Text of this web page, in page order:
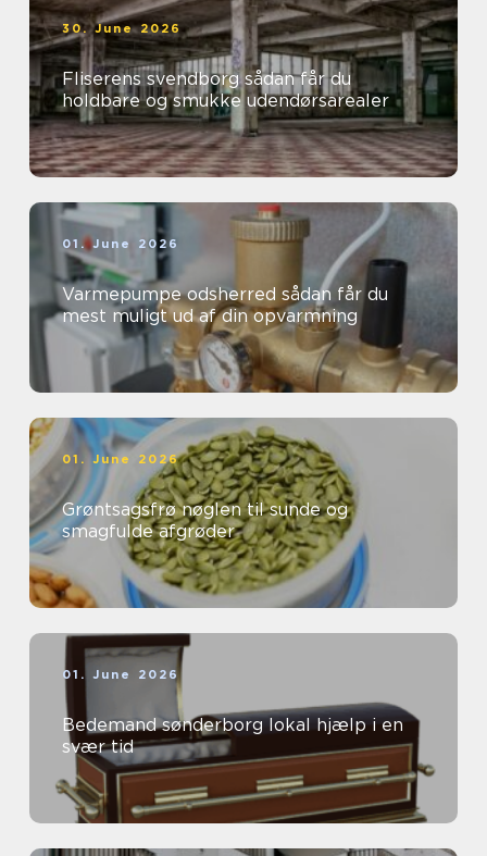
30. June 2026
Fliserens svendborg sådan får du
holdbare og smukke udendørsarealer
01. June 2026
Varmepumpe odsherred sådan får du
mest muligt ud af din opvarmning
01. June 2026
Grøntsagsfrø nøglen til sunde og
smagfulde afgrøder
01. June 2026
Bedemand sønderborg lokal hjælp i en
svær tid